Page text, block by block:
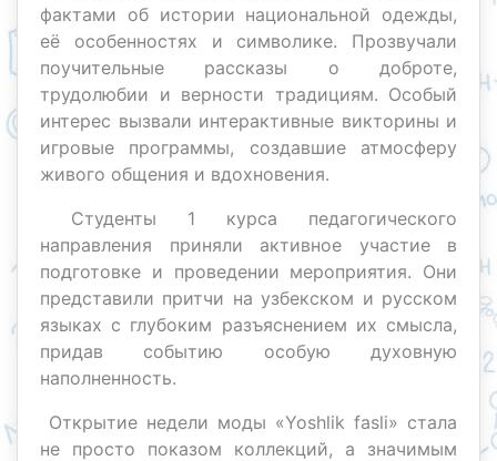
фактами об истории национальной одежды,
её особенностях и символике. Прозвучали
поучительные рассказы о доброте,
трудолюбии и верности традициям. Особый
интерес вызвали интерактивные викторины и
игровые программы, создавшие атмосферу
живого общения и вдохновения.
Студенты 1 курса педагогического
направления приняли активное участие в
подготовке и проведении мероприятия. Они
представили притчи на узбекском и русском
языках с глубоким разъяснением их смысла,
придав событию особую духовную
наполненность.
Открытие недели моды «Yoshlik fasli» стала
не просто показом коллекций, а значимым